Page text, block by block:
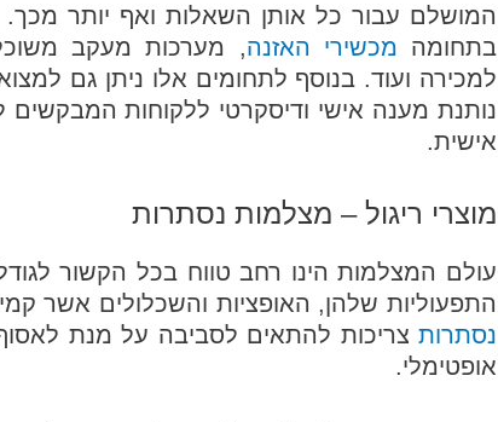
המושלם עבור כל אותן השאלות ואף יותר מכך.
בתחומה מכשירי האזנה, מערכות מעקב
למכירה ועוד. בנוסף לתחומים אלו ניתן גם
נותנת מענה אישי ודיסקרטי ללקוחות המבקשים
אישית.
מוצרי ריגול – מצלמות נסתרות
עולם המצלמות הינו רחב טווח בכל הקשור
התפעוליות שלהן, האופציות והשכלולים אשר
נסתרות צריכות להתאים לסביבה על מנת
אופטימלי.